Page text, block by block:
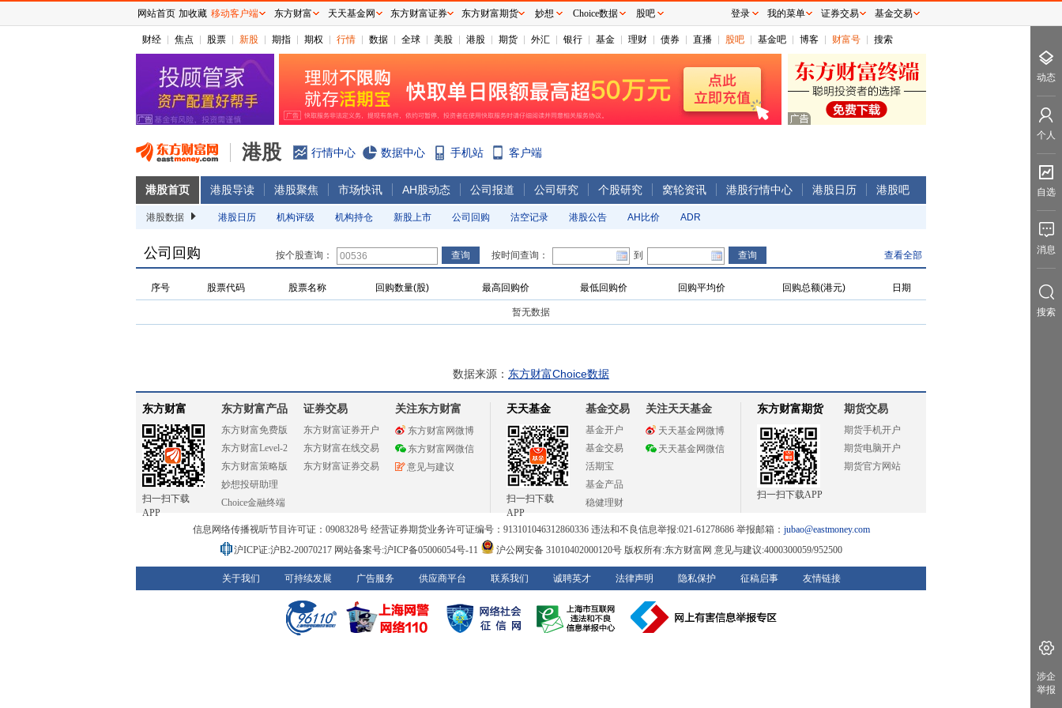
财经 焦点 股票 新股 期指 期权 行情 数据 全球 美股 港股 期货 外汇 银行 基金 理财 债券 直播 股吧 基金吧 博客 财富号 搜索
港股 行情中心 数据中心 手机站 客户端
港股首页 港股导读 港股聚焦 市场快讯 AH股动态 公司报道 公司研究 个股研究 窝轮资讯 港股行情中心 港股日历 港股吧
港股数据 港股日历 机构评级 机构持仓 新股上市 公司回购 沽空记录 港股公告 AH比价 ADR
公司回购 按个股查询： 按时间查询： 到 查看全部
序号 股票代码 股票名称 回购数量(股) 最高回购价 最低回购价 回购平均价 回购总额(港元) 日期
暂无数据
数据来源： 东方财富Choice数据
东方财富
扫一扫下载
APP
东方财富产品
东方财富免费版
东方财富Level-2
东方财富策略版
妙想投研助理
Choice金融终端
证券交易
东方财富证券开户
东方财富在线交易
东方财富证券交易
关注东方财富
东方财富网微博
东方财富网微信
意见与建议
天天基金
扫一扫下载
APP
基金交易
基金开户
基金交易
活期宝
基金产品
稳健理财
关注天天基金
天天基金网微博
天天基金网微信
东方财富期货
扫一扫下载APP
期货交易
期货手机开户
期货电脑开户
期货官方网站
信息网络传播视听节目许可证：0908328号 经营证券期货业务许可证编号：913101046312860336 违法和不良信息举报:021-61278686 举报邮箱： jubao@eastmoney.com
沪ICP证:沪B2-20070217 网站备案号:沪ICP备05006054号-11 沪公网安备 31010402000120号版权所有:东方财富网 意见与建议:4000300059/952500
关于我们 可持续发展 广告服务 供应商平台 联系我们 诚聘英才 法律声明 隐私保护 征稿启事 友情链接
网站首页 加收藏 移动客户端 东方财富 天天基金网 东方财富证券 东方财富期货 妙想 Choice数据 股吧 登录 我的菜单 证券交易 基金交易
动态
个人
自选
消息
搜索
涉企
举报